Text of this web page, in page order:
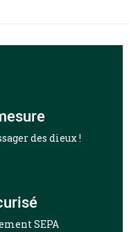
des dieux !
SEPA